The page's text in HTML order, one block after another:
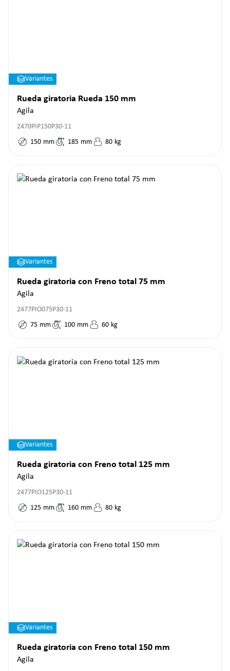
Variantes
Rueda giratoria Rueda 150 mm
Agila
2470PIP150P30-11
150 mm 185 mm 80 kg
Variantes
Rueda giratoria con Freno total 75 mm
Agila
2477PIO075P30-11
75 mm 100 mm 60 kg
Variantes
Rueda giratoria con Freno total 125 mm
Agila
2477PIO125P30-11
125 mm 160 mm 80 kg
Variantes
Rueda giratoria con Freno total 150 mm
Agila